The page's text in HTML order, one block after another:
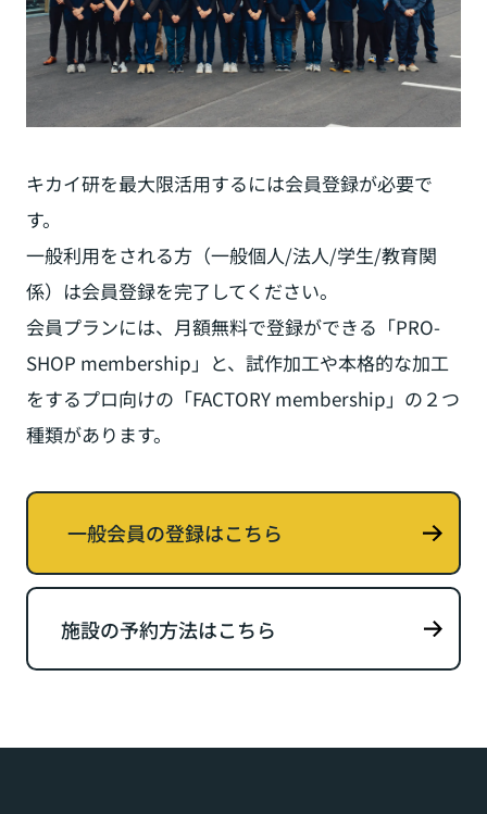
キカイ研を最大限活用するには会員登録が必要で
す。
一般利用をされる方（一般個人/法人/学生/教育関
係）は会員登録を完了してください。
会員プランには、月額無料で登録ができる「PRO-
SHOP membership」と、 試作加工や本格的な加工
をするプロ向けの「FACTORY membership」の２つ
種類があります。
一般会員の登録はこちら
施設の予約方法はこちら